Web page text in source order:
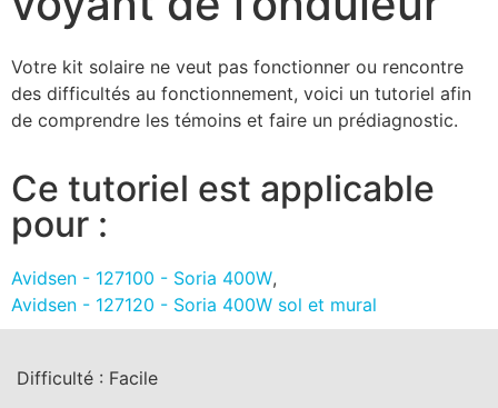
Votre kit solaire ne veut pas fonctionner ou rencontre
des difficultés au fonctionnement, voici un tutoriel afin
de comprendre les témoins et faire un prédiagnostic.
Ce tutoriel est applicable
pour :
Avidsen - 127100 - Soria 400W,
Avidsen - 127120 - Soria 400W sol et mural
Difficulté : Facile